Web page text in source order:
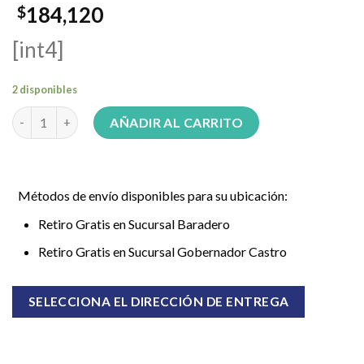
$184,120
[int4]
2 disponibles
Practicuna Colecho Bebesit 2021A Gris cantidad
AÑADIR AL CARRITO
Métodos de envío disponibles para su ubicación:
Retiro Gratis en Sucursal Baradero
Retiro Gratis en Sucursal Gobernador Castro
SELECCIONA EL DIRECCIÓN DE ENTREGA